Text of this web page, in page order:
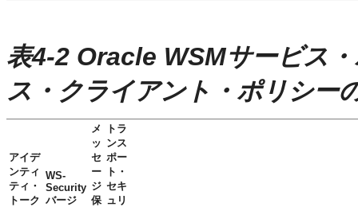
表4-2 Oracle WSMサービス
ス・クライアント・ポリシー
アイデ
ンティ
ティ・
トーク
WS-
Security
バージ
メ
ッ
セ
ー
ジ
保
トラ
ンス
ポー
ト・
セキ
ュリ